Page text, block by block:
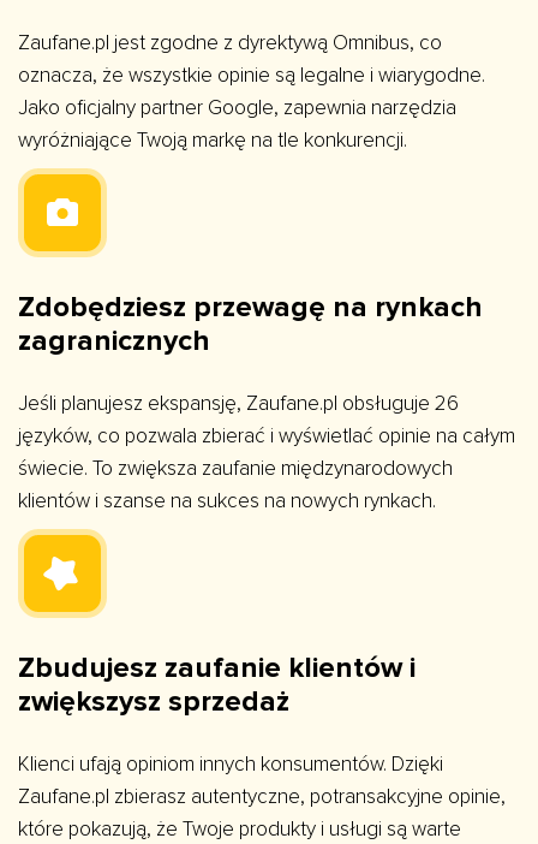
Zaufane.pl jest zgodne z dyrektywą Omnibus, co
oznacza, że wszystkie opinie są legalne i wiarygodne.
Jako oficjalny partner Google, zapewnia narzędzia
wyróżniające Twoją markę na tle konkurencji.
Zdobędziesz przewagę na rynkach
zagranicznych
Jeśli planujesz ekspansję, Zaufane.pl obsługuje 26
języków, co pozwala zbierać i wyświetlać opinie na całym
świecie. To zwiększa zaufanie międzynarodowych
klientów i szanse na sukces na nowych rynkach.
Zbudujesz zaufanie klientów i
zwiększysz sprzedaż
Klienci ufają opiniom innych konsumentów. Dzięki
Zaufane.pl zbierasz autentyczne, potransakcyjne opinie,
które pokazują, że Twoje produkty i usługi są warte